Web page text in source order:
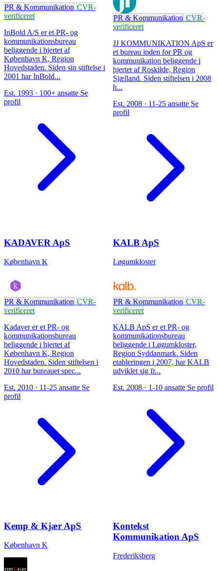
PR & Kommunikation CVR-
verificeret
InBold A/S er et PR- og
kommunikationsbureau
beliggende i hjertet af
København K, Region
Hovedstaden. Siden sin stiftelse i
2001 har InBold...
Est. 1993 · 100+ ansatte Se
profil
PR & Kommunikation CVR-
verificeret
JJ KOMMUNIKATION ApS er
et bureau inden for PR og
kommunikation beliggende i
hjertet af Roskilde, Region
Sjælland. Siden stiftelsen i 2008
h...
Est. 2008 · 11-25 ansatte Se
profil
KADAVER ApS
København K
PR & Kommunikation CVR-
verificeret
Kadaver er et PR- og
kommunikationsbureau
beliggende i hjertet af
København K, Region
Hovedstaden. Siden stiftelsen i
2010 har bureauet spec...
Est. 2010 · 11-25 ansatte Se
profil
KALB ApS
Løgumkloster
PR & Kommunikation CVR-
verificeret
KALB ApS er et PR- og
kommunikationsbureau
beliggende i Løgumkloster,
Region Syddanmark. Siden
etableringen i 2007, har KALB
udviklet sig fr...
Est. 2008 · 1-10 ansatte Se profil
Kemp & Kjær ApS
København K
Kontekst
Kommunikation ApS
Frederiksberg